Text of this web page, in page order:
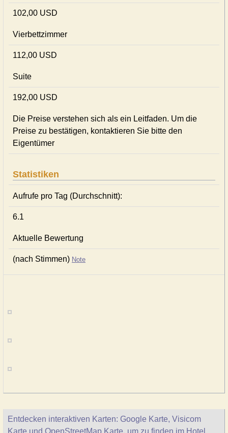
102,00 USD
Vierbettzimmer
112,00 USD
Suite
192,00 USD
Die Preise verstehen sich als ein Leitfaden. Um die
Preise zu bestätigen, kontaktieren Sie bitte den
Eigentümer
Statistiken
Aufrufe pro Tag (Durchschnitt):
6.1
Aktuelle Bewertung
(nach Stimmen) Note
Entdecken interaktiven Karten: Google Karte, Visicom
Karte und OpenStreetMap Karte, um zu finden im Hotel